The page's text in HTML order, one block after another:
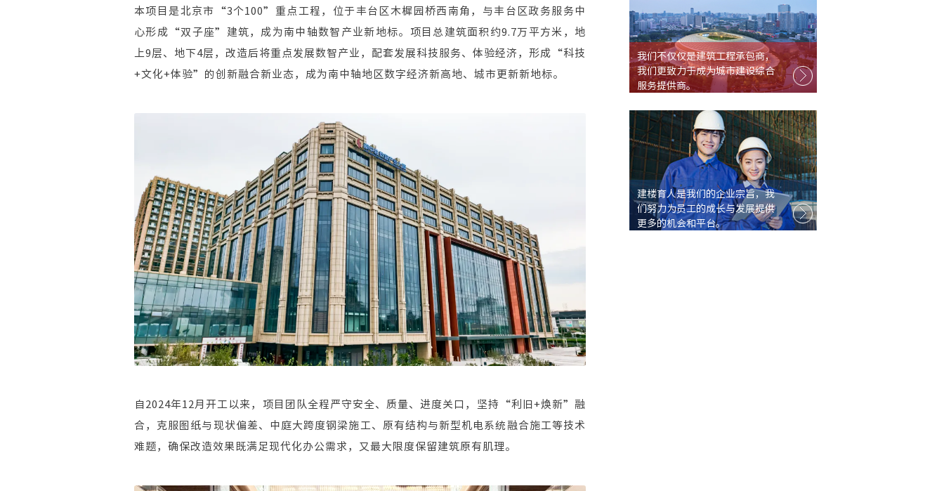
本项目是北京市“3个100”重点工程，位于丰台区木樨园桥西南角，与丰台区政务服务中
心形成“双子座”建筑，成为南中轴数智产业新地标。项目总建筑面积约9.7万平方米，地
上9层、地下4层，改造后将重点发展数智产业，配套发展科技服务、体验经济，形成“科技
+文化+体验”的创新融合新业态，成为南中轴地区数字经济新高地、城市更新新地标。
自2024年12月开工以来，项目团队全程严守安全、质量、进度关口，坚持“利旧+焕新”融
合，克服图纸与现状偏差、中庭大跨度钢梁施工、原有结构与新型机电系统融合施工等技术
难题，确保改造效果既满足现代化办公需求，又最大限度保留建筑原有肌理。
我们不仅仅是建筑工程承包商，
我们更致力于成为城市建设综合
服务提供商。
建楼育人是我们的企业宗旨，我
们努力为员工的成长与发展提供
更多的机会和平台。